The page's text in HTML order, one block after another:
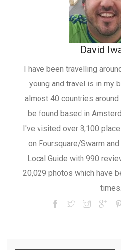
David
I have been travelling
young and travel is in my
almost 40 countries around
be found based in
I've visited over 8,100
on Foursquare/Swarm
Local Guide with 990
20,029 photos which have
times.